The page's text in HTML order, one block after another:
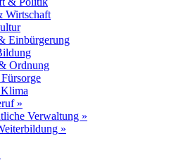
Wirtschaft
Einbürgerung
Ordnung
»
Verwaltung »
»